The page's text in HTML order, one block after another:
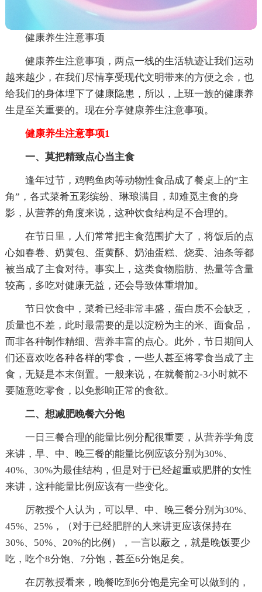
健康养生注意事项
健康养生注意事项，两点一线的生活轨迹让我们运动
越来越少，在我们尽情享受现代文明带来的方便之余，也
给我们的身体埋下了健康隐患，所以，上班一族的健康养
生是至关重要的。现在分享健康养生注意事项。
健康养生注意事项1
一、莫把精致点心当主食
逢年过节，鸡鸭鱼肉等动物性食品成了餐桌上的“主
角”，各式菜肴五彩缤纷、琳琅满目，却难觅主食的身
影，从营养的角度来说，这种饮食结构是不合理的。
在节日里，人们常常把主食范围扩大了，将饭后的点
心如春卷、奶黄包、蛋黄酥、奶油蛋糕、烧卖、油条等都
被当成了主食对待。事实上，这类食物脂肪、热量等含量
较高，多吃对健康无益，还会导致体重增加。
节日饮食中，菜肴已经非常丰盛，蛋白质不会缺乏，
质量也不差，此时最需要的是以淀粉为主的米、面食品，
而非各种制作精细、营养丰富的点心。此外，节日期间人
们还喜欢吃各种各样的零食，一些人甚至将零食当成了主
食，无疑是本末倒置。一般来说，在就餐前2-3小时就不
要随意吃零食，以免影响正常的食欲。
二、想减肥晚餐六分饱
一日三餐合理的能量比例分配很重要，从营养学角度
来讲，早、中、晚三餐的能量比例应该分别为30%、
40%、30%为最佳结构，但是对于已经超重或肥胖的女性
来讲，这种能量比例应该有一些变化。
厉教授个人认为，可以早、中、晚三餐分别为30%、
45%、25%，（对于已经肥胖的人来讲更应该保持在
30%、50%、20%的比例），一言以蔽之，就是晚饭要少
吃，吃个8分饱、7分饱，甚至6分饱足矣。
在厉教授看来，晚餐吃到6分饱是完全可以做到的，